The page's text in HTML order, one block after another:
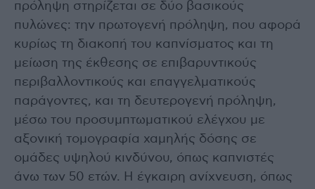
πρόληψη στηρίζεται σε δύο βασικούς
πυλώνες: την πρωτογενή πρόληψη, που αφορά
κυρίως τη διακοπή του καπνίσματος και τη
μείωση της έκθεσης σε επιβαρυντικούς
περιβαλλοντικούς και επαγγελματικούς
παράγοντες, και τη δευτερογενή πρόληψη,
μέσω του προσυμπτωματικού ελέγχου με
αξονική τομογραφία χαμηλής δόσης σε
ομάδες υψηλού κινδύνου, όπως καπνιστές
άνω των 50 ετών. Η έγκαιρη ανίχνευση, όπως